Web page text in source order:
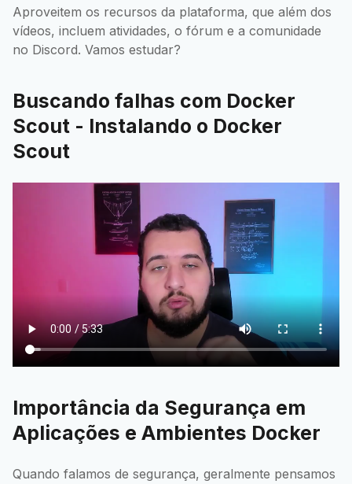
Aproveitem os recursos da plataforma, que além dos
vídeos, incluem atividades, o fórum e a comunidade
no Discord. Vamos estudar?
Buscando falhas com Docker
Scout - Instalando o Docker
Scout
Importância da Segurança em
Aplicações e Ambientes Docker
Quando falamos de segurança, geralmente pensamos